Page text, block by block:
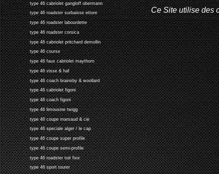
type 46 cabriolet gangloff obermann
type 46 roadster surbaisse ettore
type 46 roadster labourdette
type 46 roadster corsica
type 46 cabriolet pritchard demollin
type 46 course
type 46 faux cabriolet maythorn
type 46 visse & haf
type 46 coach brainsby & woollard
type 46 cabriolet figoni
type 46 coach figoni
type 46 limousine twigg
type 46 coupe marsaud & cie
type 46 speciale alger / le cap
type 46 coupe super profile
type 46 coupe semi-profile
type 46 roadster toit fixe
type 46 sport tourer
Ce Site utilise des